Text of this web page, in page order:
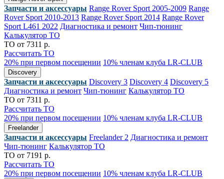
Запчасти и аксессуары Range Rover Sport 2005-2009 Range
Rover Sport 2010-2013 Range Rover Sport 2014 Range Rover
Sport L461 2022 Диагностика и ремонт Чип-тюнинг
Калькулятор ТО
ТО от 7311 р.
Рассчитать ТО
20% при первом посещении 10% членам клуба LR-CLUB
Discovery
Запчасти и аксессуары Discovery 3 Discovery 4 Discovery 5
Диагностика и ремонт Чип-тюнинг Калькулятор ТО
ТО от 7311 р.
Рассчитать ТО
20% при первом посещении 10% членам клуба LR-CLUB
Freelander
Запчасти и аксессуары Freelander 2 Диагностика и ремонт
Чип-тюнинг Калькулятор ТО
ТО от 7191 р.
Рассчитать ТО
20% при первом посещении 10% членам клуба LR-CLUB